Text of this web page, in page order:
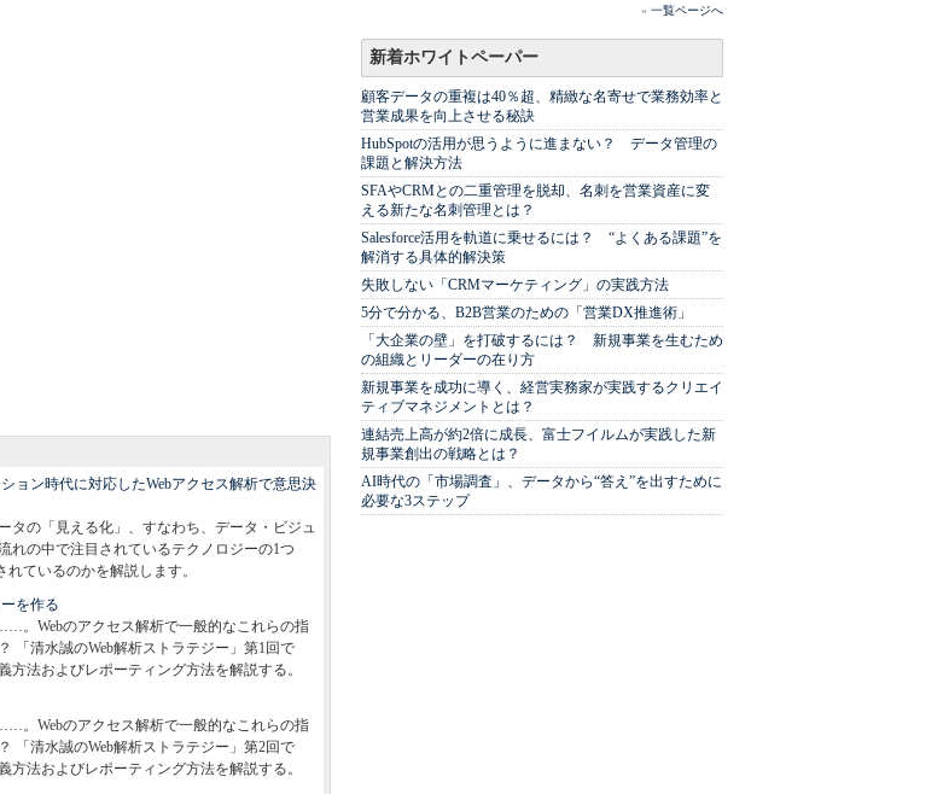
ン時代に対応したWebアクセス解析で意思決
タの「見える化」、すなわち、データ・ビジュ
れの中で注目されているテクノロジーの1つ
ているのかを解説します。
を作る
。Webのアクセス解析で一般的なこれらの指
「清水誠のWeb解析ストラテジー」第1回で
法およびレポーティング方法を解説する。
。Webのアクセス解析で一般的なこれらの指
「清水誠のWeb解析ストラテジー」第2回で
法およびレポーティング方法を解説する。
» 一覧ページへ
新着ホワイトペーパー
顧客データの重複は40％超、精緻な名寄せで業務効率と
営業成果を向上させる秘訣
HubSpotの活用が思うように進まない？ データ管理の
課題と解決方法
SFAやCRMとの二重管理を脱却、名刺を営業資産に変
える新たな名刺管理とは？
Salesforce活用を軌道に乗せるには？ “よくある課題”を
解消する具体的解決策
失敗しない「CRMマーケティング」の実践方法
5分で分かる、B2B営業のための「営業DX推進術」
「大企業の壁」を打破するには？ 新規事業を生むため
の組織とリーダーの在り方
新規事業を成功に導く、経営実務家が実践するクリエイ
ティブマネジメントとは？
連結売上高が約2倍に成長、富士フイルムが実践した新
規事業創出の戦略とは？
AI時代の「市場調査」、データから“答え”を出すために
必要な3ステップ